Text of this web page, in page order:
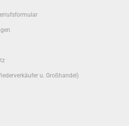
u. Großhandel)